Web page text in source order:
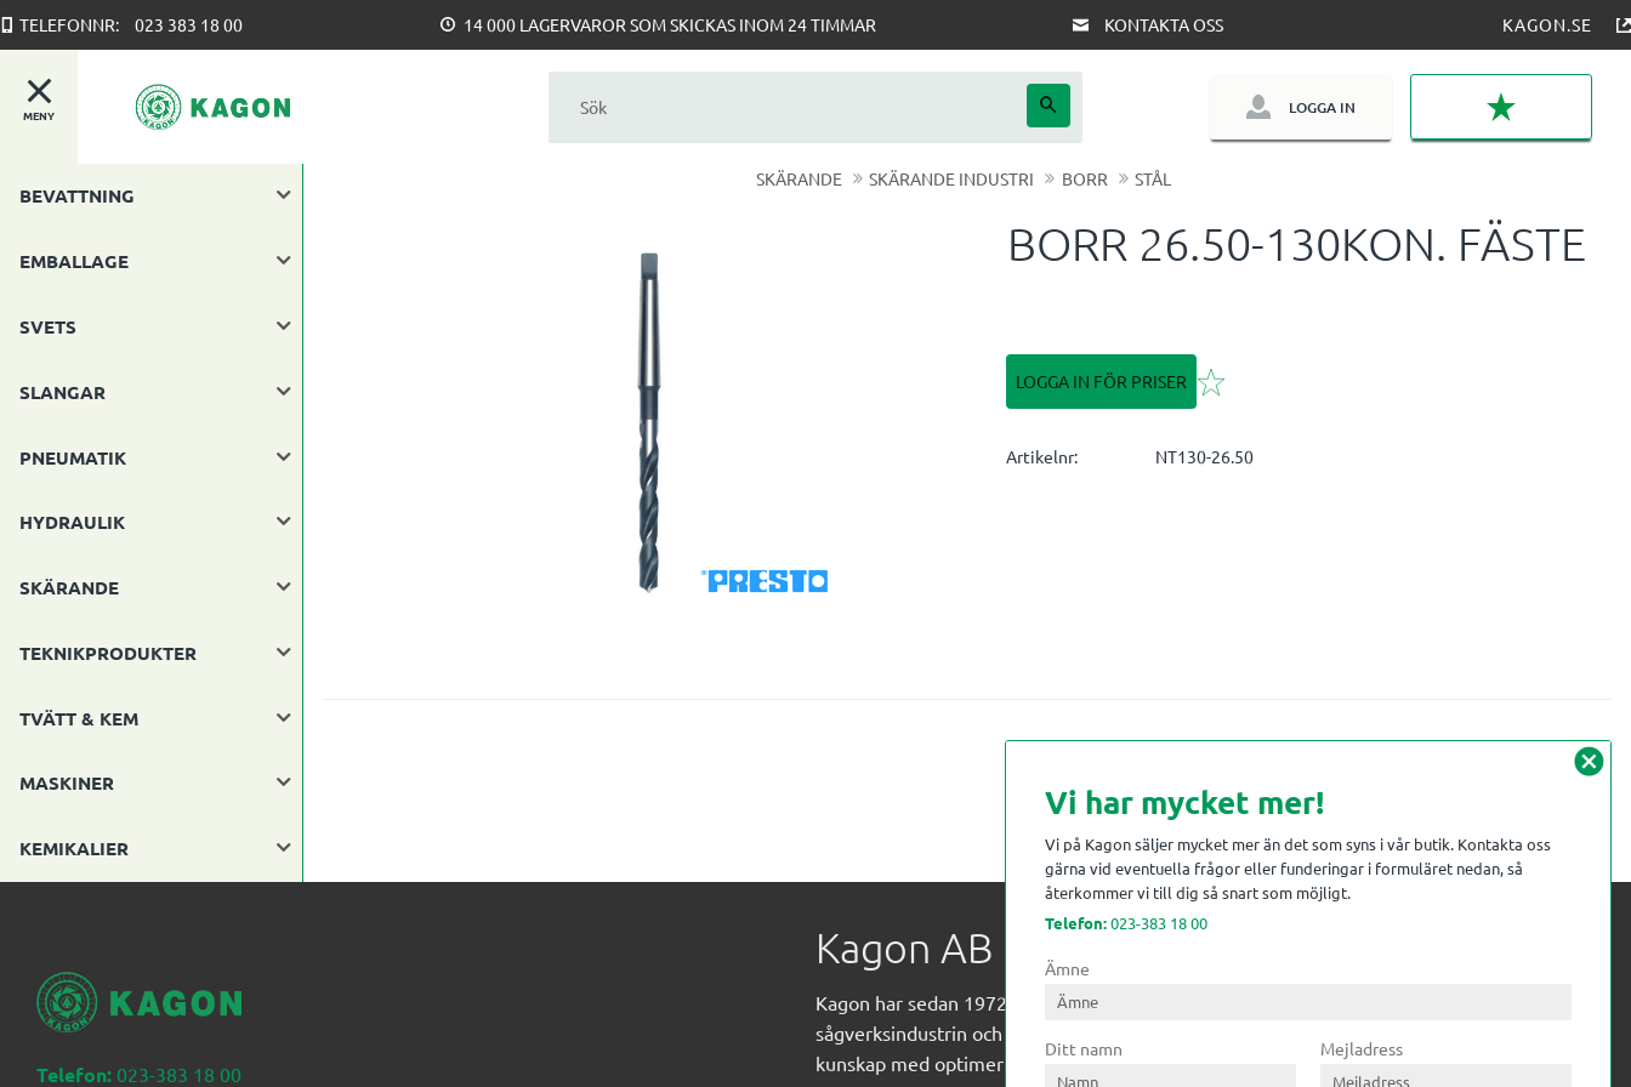
TELEFONNR: 023 383 18 00 14 000 LAGERVAROR SOM SKICKAS INOM 24 TIMMAR KONTAKTA OSS KAGON.SE
MENY LOGGA IN
SKÄRANDE SKÄRANDE INDUSTRI BORR STÅL
BORR 26.50-130KON. FÄSTE
LOGGA IN FÖR PRISER Lägg till i favoriter
Artikelnr NT130-26.50
BEVATTNING
EMBALLAGE
SVETS
SLANGAR
PNEUMATIK
HYDRAULIK
SKÄRANDE
TEKNIKPRODUKTER
TVÄTT & KEM
MASKINER
KEMIKALIER
Telefon: 023-383 18 00
Kagon AB
Kagon har sedan 1972 levererat kompetens till
sågverksindustrin och övrig industri. Till träindustrin tillför vi
kunskap med optimeringslösningar från timmerplanen hela
cancel
Vi har mycket mer!
Vi på Kagon säljer mycket mer än det som syns i vår butik. Kontakta oss
gärna vid eventuella frågor eller funderingar i formuläret nedan, så
återkommer vi till dig så snart som möjligt.
Telefon:023-383 18 00
Ämne
Ditt namn Mejladress